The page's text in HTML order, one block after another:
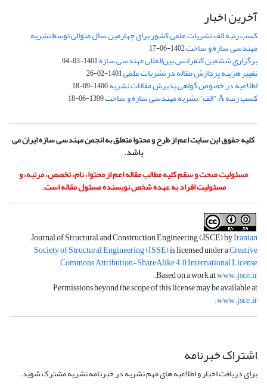
آخرین اخبار
کسب رتبه الف نشریات علمی کشور برای چهارمین سال متوالی توسط نشریه
مهندسی سازه و ساخت1402-06-17
برگزاری ششمین کنفرانس بین‌المللی مهندسی سازه1401-03-04
تغییر هزینه پردازش مقاله در نشریات علمی1401-02-26
اطلاعیه در خصوص گواهی پذیرش مقالات نشریه1400-09-18
کسب رتبه A "الف" نشریه مهندسی سازه و ساخت 1399-06-18
کلیه حقوق این سایت اعم از طرح و محتوا متعلق به انجمن مهندسی سازه ایران می
باشد.
مسئولیت صحت و سقم کلیه مطالب مقاله اعم از محتوا، نام، تخصص، مرتبه، و
مسئولیت افراد به عهده شخص نویسنده مسئول مقاله است.
Journal of Structural and Construction Engineering (JSCE) byIranian
Society of Structural Engineering (ISSE)is licensed under aCreative
Commons Attribution-ShareAlike 4.0 International License
.
Based on a work atwww.jsce.ir
.
Permissions beyond the scope of this license may be available at
www.jsce.ir
.
اشتراک خبرنامه
برای دریافت اخبار و اطلاعیه های مهم نشریه در خبرنامه نشریه مشترک شوید.